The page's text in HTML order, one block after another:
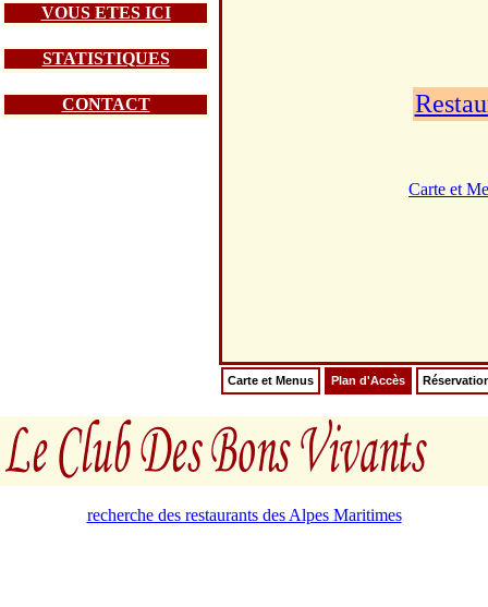
VOUS ETES ICI
STATISTIQUES
CONTACT
Carte et
Carte et Menus Plan d'Accès
recherche des restaurants des Alpes Maritimes